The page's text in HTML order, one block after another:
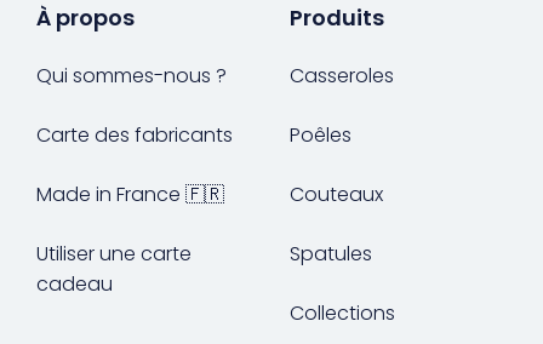
À propos
Qui sommes-nous ?
Carte des fabricants
Made in France 🇫🇷
Utiliser une carte
cadeau
Produits
Casseroles
Poêles
Couteaux
Spatules
Collections